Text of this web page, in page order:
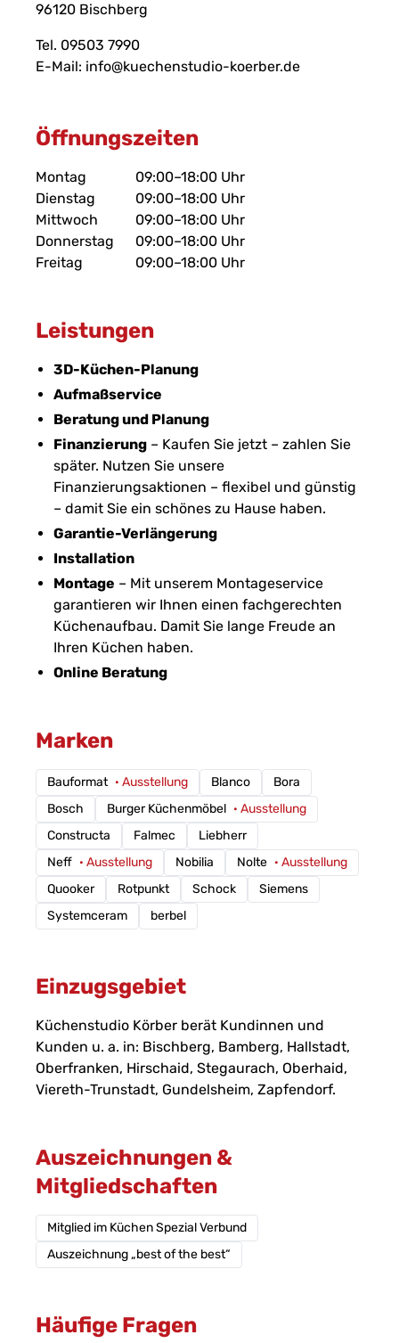
96120 Bischberg
Tel. 09503 7990
E-Mail: info@kuechenstudio-koerber.de
Öffnungszeiten
Montag
09:00–18:00 Uhr
Dienstag
09:00–18:00 Uhr
Mittwoch
09:00–18:00 Uhr
Donnerstag
09:00–18:00 Uhr
Freitag
09:00–18:00 Uhr
Leistungen
3D-Küchen-Planung
Aufmaßservice
Beratung und Planung
Finanzierung – Kaufen Sie jetzt – zahlen Sie
später. Nutzen Sie unsere
Finanzierungsaktionen – flexibel und günstig
– damit Sie ein schönes zu Hause haben.
Garantie-Verlängerung
Installation
Montage – Mit unserem Montageservice
garantieren wir Ihnen einen fachgerechten
Küchenaufbau. Damit Sie lange Freude an
Ihren Küchen haben.
Online Beratung
Marken
Bauformat · Ausstellung Blanco
Bora
Bosch
Burger Küchenmöbel · Ausstellung
Constructa
Falmec
Liebherr
Neff · Ausstellung Nobilia Nolte · Ausstellung
Quooker
Rotpunkt Schock
Siemens
Systemceram
berbel
Einzugsgebiet
Küchenstudio Körber berät Kundinnen und
Kunden u. a. in: Bischberg, Bamberg, Hallstadt,
Oberfranken, Hirschaid, Stegaurach, Oberhaid,
Viereth-Trunstadt, Gundelsheim, Zapfendorf.
Auszeichnungen &
Mitgliedschaften
Mitglied im Küchen Spezial Verbund
Auszeichnung „best of the best“
Häufige Fragen